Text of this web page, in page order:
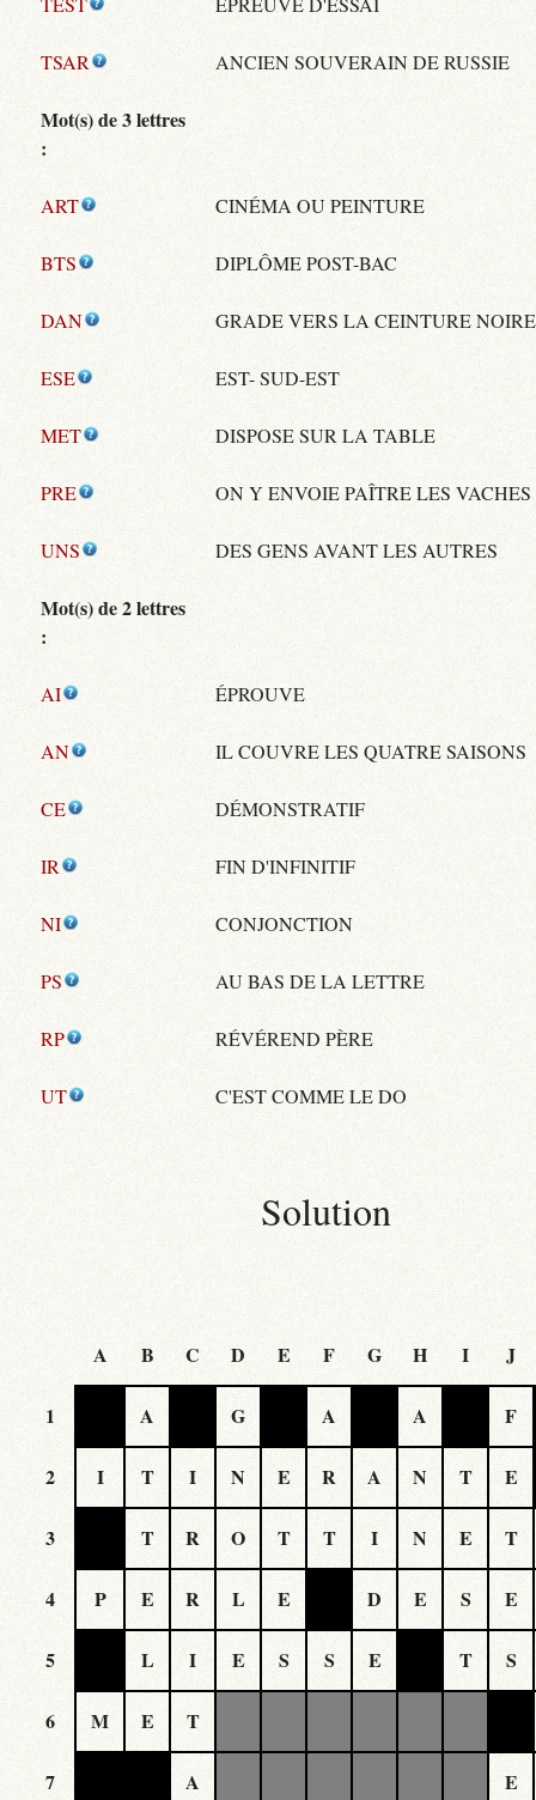
TSAR ANCIEN SOUVERAIN DE RUSSIE
Mot(s) de 3 lettres
:
ART CINÉMA OU PEINTURE
BTS DIPLÔME POST-BAC
DAN GRADE VERS LA CEINTURE NOIRE
ESE EST- SUD-EST
MET DISPOSE SUR LA TABLE
PRE ON Y ENVOIE PAÎTRE LES VACHES
UNS DES GENS AVANT LES AUTRES
Mot(s) de 2 lettres
:
AI ÉPROUVE
AN IL COUVRE LES QUATRE SAISONS
CE DÉMONSTRATIF
IR FIN D'INFINITIF
NI CONJONCTION
PS AU BAS DE LA LETTRE
RP RÉVÉREND PÈRE
UT C'EST COMME LE DO
Solution
A B C D E F G H I J
1 A G A A F
2 I T I N E R A N T E
3 T R O T T I N E T
4 P E R L E D E S E
5 L I E S S E T S
6 M E T
7 A E